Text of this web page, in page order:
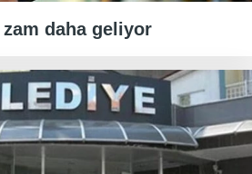
daha geliyor